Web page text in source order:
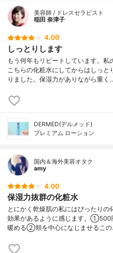
美容師 / ドレスセラピスト
稲田 奈津子
4.00
しっとりします
もう何年もリピートしています。
こちらの化粧水にしてからはしっ
りました。保湿力がありながら重く
DERMED(デルメッド)
プレミアム ローション
国内＆海外美容オタク
amy
4.00
保湿力抜群の化粧水
とにかく乾燥肌の私にはぴったり
効果があるように感じます。①500
暖める②頬を中心になじませるこ